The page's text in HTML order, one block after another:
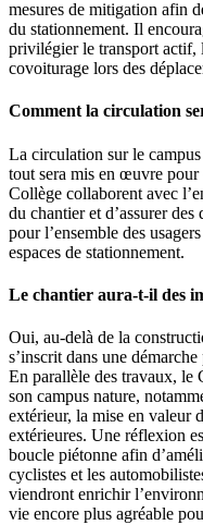
mesures de mitigation afin
du stationnement. Il
privilégier le transport actif,
covoiturage lors des
Comment la circulation
La circulation sur le
tout sera mis en œuvre
Collège collaborent avec
du chantier et d’assurer
pour l’ensemble des
espaces de stationnement.
Le chantier aura-t-il des
Oui, au-delà de la
s’inscrit dans une
En parallèle des travaux, le
son campus nature,
extérieur, la mise en valeur
extérieures. Une réflexion
boucle piétonne afin
cyclistes et les
viendront enrichir
vie encore plus agréable